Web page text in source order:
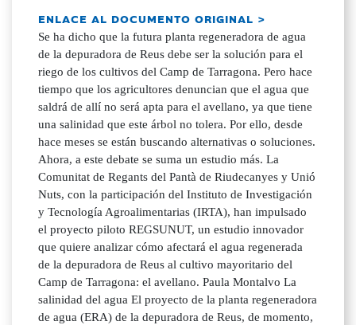
ENLACE AL DOCUMENTO ORIGINAL >
Se ha dicho que la futura planta regeneradora de agua
de la depuradora de Reus debe ser la solución para el
riego de los cultivos del Camp de Tarragona. Pero hace
tiempo que los agricultores denuncian que el agua que
saldrá de allí no será apta para el avellano, ya que tiene
una salinidad que este árbol no tolera. Por ello, desde
hace meses se están buscando alternativas o soluciones.
Ahora, a este debate se suma un estudio más. La
Comunitat de Regants del Pantà de Riudecanyes y Unió
Nuts, con la participación del Instituto de Investigación
y Tecnología Agroalimentarias (IRTA), han impulsado
el proyecto piloto REGSUNUT, un estudio innovador
que quiere analizar cómo afectará el agua regenerada
de la depuradora de Reus al cultivo mayoritario del
Camp de Tarragona: el avellano. Paula Montalvo La
salinidad del agua El proyecto de la planta regeneradora
de agua (ERA) de la depuradora de Reus, de momento,